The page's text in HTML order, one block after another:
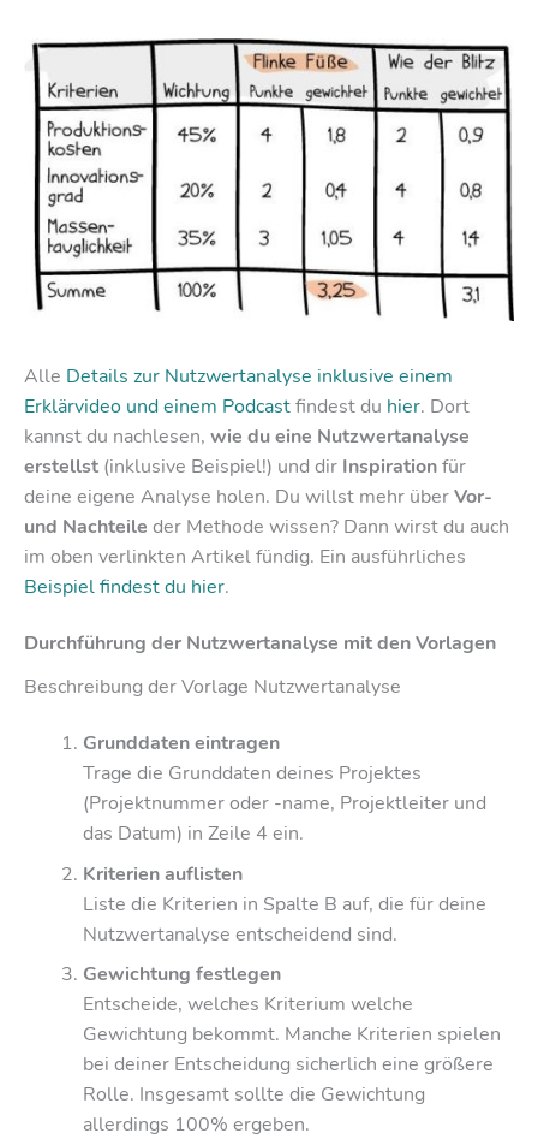
Alle Details zur Nutzwertanalyse inklusive einem
Erklärvideo und einem Podcastfindest du hier. Dort
kannst du nachlesen, wie du eine Nutzwertanalyse
erstellst (inklusive Beispiel!) und dir Inspirationfür
deine eigene Analyse holen. Du willst mehr überVor-
und Nachteile der Methode wissen? Dann wirst du auch
im oben verlinkten Artikel fündig. Ein ausführliches
Beispiel findest du hier.
Durchführung der Nutzwertanalyse mit den Vorlagen
Beschreibung der Vorlage Nutzwertanalyse
Grunddaten eintragen
Trage die Grunddaten deines Projektes
(Projektnummer oder -name, Projektleiter und
das Datum) in Zeile 4 ein.
Kriterien auflisten
Liste die Kriterien in Spalte B auf, die für deine
Nutzwertanalyse entscheidend sind.
Gewichtung festlegen
Entscheide, welches Kriterium welche
Gewichtung bekommt. Manche Kriterien spielen
bei deiner Entscheidung sicherlich eine größere
Rolle. Insgesamt sollte die Gewichtung
allerdings 100% ergeben.